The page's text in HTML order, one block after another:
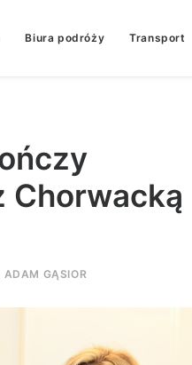
Biura podróży Transport
Chorwacką
ADAM GĄSIOR